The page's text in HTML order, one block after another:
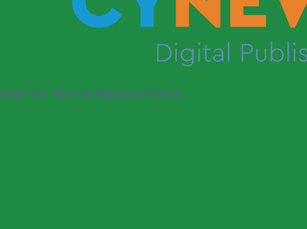
Read Your Favorite Magazines Online